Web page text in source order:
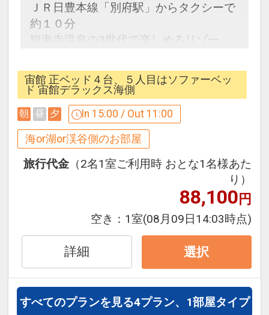
ＪＲ日豊本線「別府駅」からタクシーで
約１０分
観海寺温泉の3世代で楽しめるリゾー
ント施設。別府湾と市街を見渡す広大な
温泉を存分にお楽しみください。
うれしいポイント
●宙湯、棚湯、アクアガーデン入場無料
※滞在中何度でもご利用いただけます。
※営業状況によりご利用いただけない場
※旅行代金に含まれます。
設定期間：2026年4月1日～2026年11月
30日
17335537
宙館 正ベッド４台、５人目はソファーベッ
ド 宙館デラックス海側
朝 昼 夕 In 15:00 / Out 11:00
海or湖or渓谷側のお部屋
旅行代金 （2名1室ご利用時 おとな1名様あた
り）
88,100円
空き： 1室(08月09日14:03時点)
詳細 選択
すべてのプランを見る4プラン、1部屋タイプ